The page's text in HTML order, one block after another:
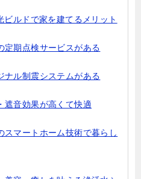
ルドで家を建てるメリット
定期点検サービスがある
ナル制震システムがある
遮音効果が高くて快適
スマートホーム技術で暮らし